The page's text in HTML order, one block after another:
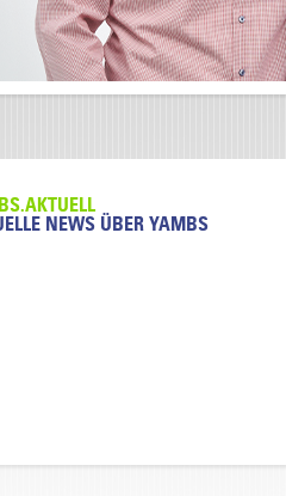
DER DHBW
NEWS ÜBER YAMBS